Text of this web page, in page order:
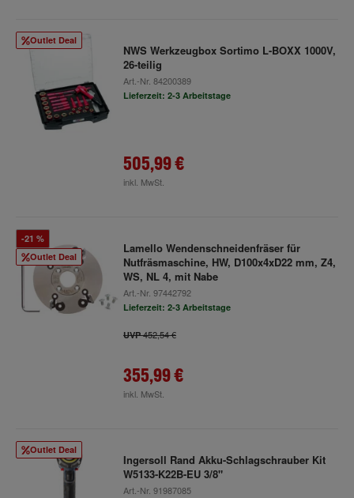
Outlet Deal
NWS Werkzeugbox Sortimo L-BOXX 1000V,
26-teilig
Art.-Nr. 84200389
Lieferzeit: 2-3 Arbeitstage
505,99 €
inkl. MwSt.
Outlet Deal
-21 %
Lamello Wendenschneidenfräser für
Nutfräsmaschine, HW, D100x4xD22 mm, Z4,
WS, NL 4, mit Nabe
Art.-Nr. 97442792
Lieferzeit: 2-3 Arbeitstage
UVP452,54 €
355,99 €
inkl. MwSt.
Outlet Deal
Ingersoll Rand Akku-Schlagschrauber Kit
W5133-K22B-EU 3/8"
Art.-Nr. 91987085